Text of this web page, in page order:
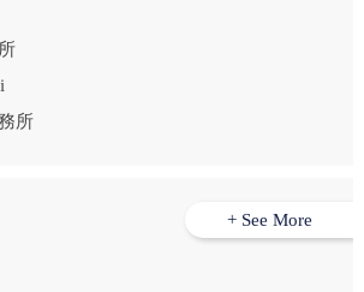
所
+ See More